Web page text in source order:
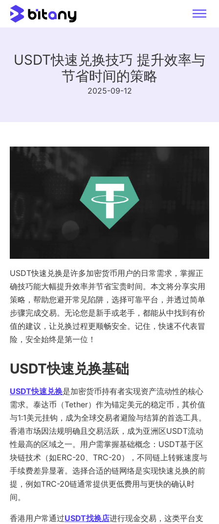
USDT快速兑换技巧 提升效率与
节省时间的策略
2025-09-12
USDT快速兑换是许多加密货币用户的日常需求，掌握正
确技巧能大幅提升效率并节省宝贵时间。本文将分享实用
策略，帮助您避开常见陷阱，选择可靠平台，并透过简单
步骤完成交易。无论您是新手或老手，都能从中找到有价
值的建议，让兑换过程更顺畅安全。记住，快速不代表冒
险，安全始终是第一位！
USDT快速兑换基础
USDT快速兑换是加密货币持有者实现资产流动性的核心
需求。泰达币（Tether）作为锚定美元的稳定币，其价值
与1:1美元挂钩，成为全球交易者避险与结算的首选工具。
香港市场因法规明确且交易活跃，成为亚洲区USDT流动
性最高的区域之一。用户需掌握基础概念：USDT基于区
块链技术（如ERC-20、TRC-20），不同链上转账速度与
手续费差异显著。选择合适的链网络是实现快速兑换的前
提，例如TRC-20链通常提供更低费用与更快的确认时
间。
香港用户常通过USDT找换店进行现金交易，这类平台支